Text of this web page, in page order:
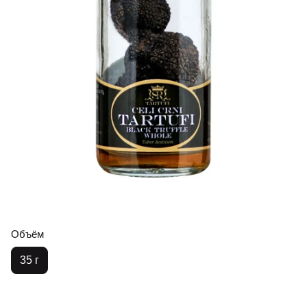
Объём
35 г